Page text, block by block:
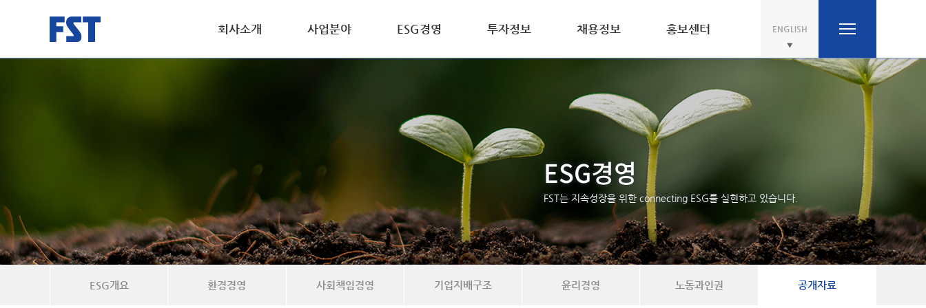
회사소개 사업분야 ESG경영 투자정보 채용정보 홍보센터 ENGLISH
ESG경영
FST는 지속성장을 위한 connecting ESG를 실현하고 있습니다.
ESG개요 환경경영 사회책임경영 기업지배구조 윤리경영 노동과인권 공개자료